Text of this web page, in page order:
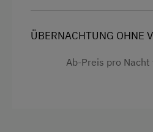
Wlan
Neubau
ÜBERNACHTUNG OHNE
Ab-Preis pro